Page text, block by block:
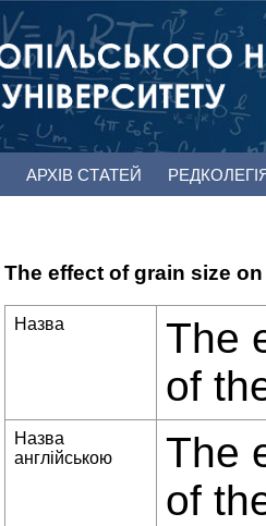
АРХІВ СТАТЕЙ
The effect of grain size
Назва
The
of
Назва
англійською
The
of